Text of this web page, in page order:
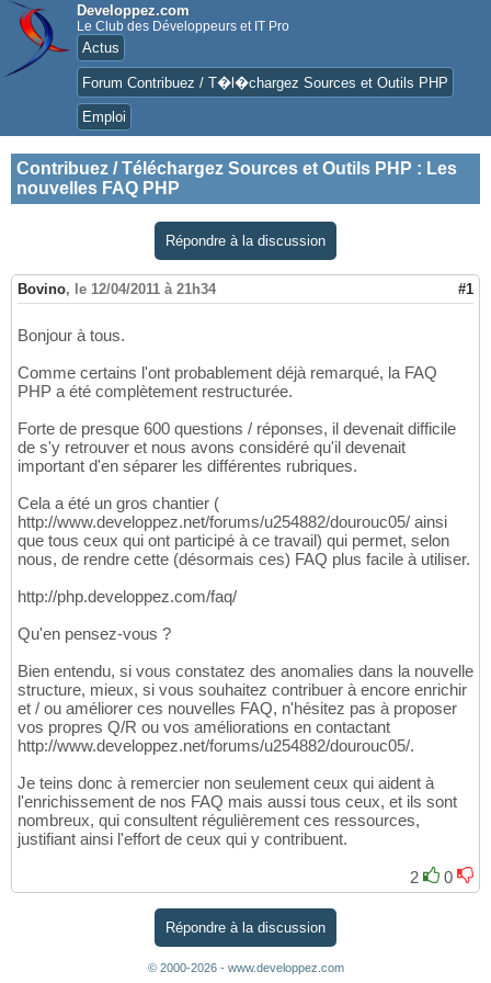
Developpez.com
Le Club des Développeurs et IT Pro
Actus
Forum Contribuez / T�l�chargez Sources et Outils PHP
Emploi
Contribuez / Téléchargez Sources et Outils PHP : Les
nouvelles FAQ PHP
Répondre à la discussion
Bovino, le 12/04/2011 à 21h34 #1
Bonjour à tous.
Comme certains l'ont probablement déjà remarqué, la FAQ
PHP a été complètement restructurée.
Forte de presque 600 questions / réponses, il devenait difficile
de s'y retrouver et nous avons considéré qu'il devenait
important d'en séparer les différentes rubriques.
Cela a été un gros chantier (
http://www.developpez.net/forums/u254882/dourouc05/ ainsi
que tous ceux qui ont participé à ce travail) qui permet, selon
nous, de rendre cette (désormais ces) FAQ plus facile à utiliser.
http://php.developpez.com/faq/
Qu'en pensez-vous ?
Bien entendu, si vous constatez des anomalies dans la nouvelle
structure, mieux, si vous souhaitez contribuer à encore enrichir
et / ou améliorer ces nouvelles FAQ, n'hésitez pas à proposer
vos propres Q/R ou vos améliorations en contactant
http://www.developpez.net/forums/u254882/dourouc05/.
Je teins donc à remercier non seulement ceux qui aident à
l'enrichissement de nos FAQ mais aussi tous ceux, et ils sont
nombreux, qui consultent régulièrement ces ressources,
justifiant ainsi l'effort de ceux qui y contribuent.
2 0
Répondre à la discussion
© 2000-2026 - www.developpez.com